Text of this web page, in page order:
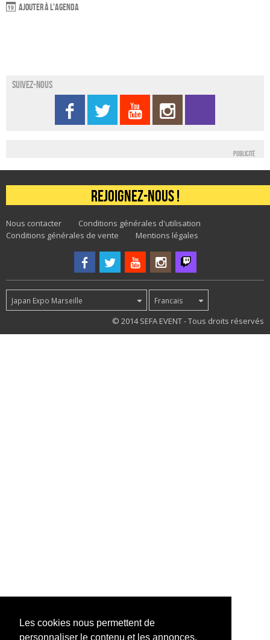
Les cookies nous permettent de
personnaliser le contenu et les annonces,
Ajouter à l'agenda
Suivez-nous
Publicité
Rejoignez-nous !
Nous contacter
Conditions générales d'utilisation
Conditions générales de vente
Mentions légales
Japan Expo Marseille Francais
© 2014 SEFA EVENT - Tous droits réservés